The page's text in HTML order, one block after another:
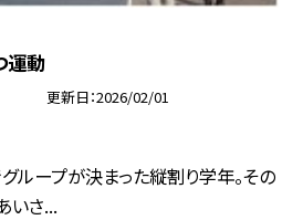
運動
更新日 2026/02/01
ループが決まった縦割り学年。その
いさ...